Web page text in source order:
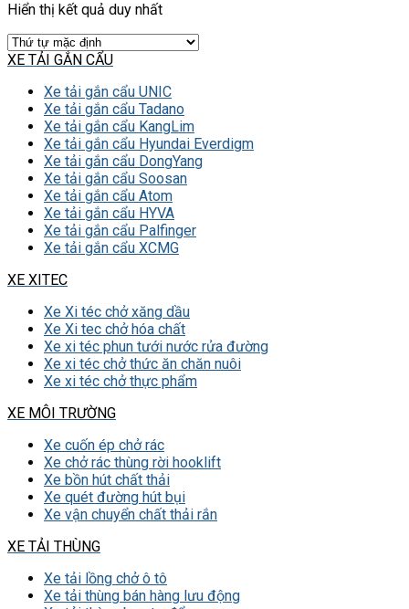
Hiển thị kết quả duy nhất
XE TẢI GẮN CẨU
Xe tải gắn cẩu UNIC
Xe tải gắn cẩu Tadano
Xe tải gắn cẩu KangLim
Xe tải gắn cẩu Hyundai Everdigm
Xe tải gắn cẩu DongYang
Xe tải gắn cẩu Soosan
Xe tải gắn cẩu Atom
Xe tải gắn cẩu HYVA
Xe tải gắn cẩu Palfinger
Xe tải gắn cẩu XCMG
XE XITEC
Xe Xi téc chở xăng dầu
Xe Xi tec chở hóa chất
Xe xi téc phun tưới nước rửa đường
Xe xi téc chở thức ăn chăn nuôi
Xe xi téc chở thực phẩm
XE MÔI TRƯỜNG
Xe cuốn ép chở rác
Xe chở rác thùng rời hooklift
Xe bồn hút chất thải
Xe quét đường hút bụi
Xe vận chuyển chất thải rắn
XE TẢI THÙNG
Xe tải lồng chở ô tô
Xe tải thùng bán hàng lưu động